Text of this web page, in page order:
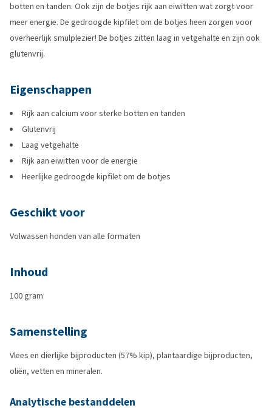
botten en tanden. Ook zijn de botjes rijk aan eiwitten wat zorgt voor
meer energie. De gedroogde kipfilet om de botjes heen zorgen voor
overheerlijk smulplezier! De botjes zitten laag in vetgehalte en zijn ook
glutenvrij.
Eigenschappen
Rijk aan calcium voor sterke botten en tanden
Glutenvrij
Laag vetgehalte
Rijk aan eiwitten voor de energie
Heerlijke gedroogde kipfilet om de botjes
Geschikt voor
Volwassen honden van alle formaten
Inhoud
100 gram
Samenstelling
Vlees en dierlijke bijproducten (57% kip), plantaardige bijproducten,
oliën, vetten en mineralen.
Analytische bestanddelen